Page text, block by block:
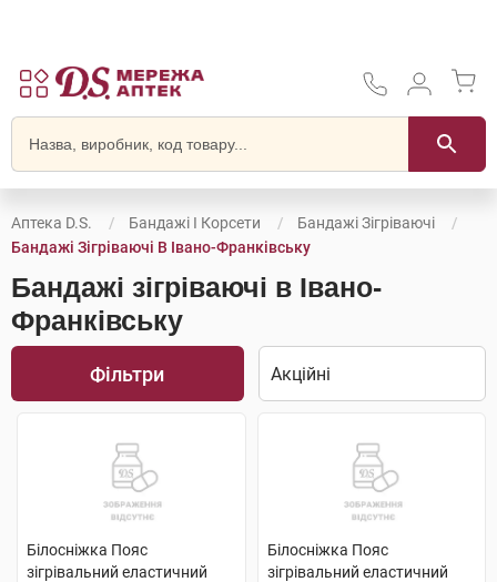
Аптека D.S. Бандажі І Корсети
Бандажі Зігріваючі
Бандажі Зігріваючі В Івано-Франківську
Бандажі зігріваючі в Івано-
Франківську
Фільтри
Білосніжка Пояс
зігрівальний еластичний
Білосніжка Пояс
зігрівальний еластичний